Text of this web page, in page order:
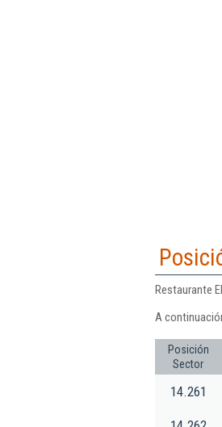
Restaurante
A
Posición
Sector
14.261